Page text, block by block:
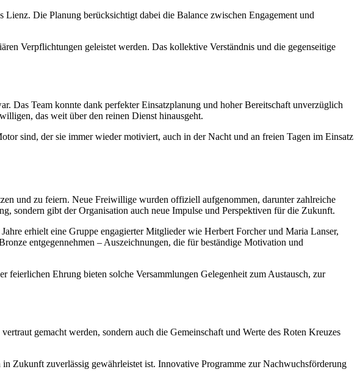
Die Planung berücksichtigt dabei die Balance zwischen Engagement und
Verpflichtungen geleistet werden. Das kollektive Verständnis und die gegenseitige
Das Team konnte dank perfekter Einsatzplanung und hoher Bereitschaft unverzüglich
das weit über den reinen Dienst hinausgeht.
sind, der sie immer wieder motiviert, auch in der Nacht und an freien Tagen im Einsatz
und zu feiern. Neue Freiwillige wurden offiziell aufgenommen, darunter zahlreiche
sondern gibt der Organisation auch neue Impulse und Perspektiven für die Zukunft.
erhielt eine Gruppe engagierter Mitglieder wie Herbert Forcher und Maria Lanser,
entgegennehmen – Auszeichnungen, die für beständige Motivation und
feierlichen Ehrung bieten solche Versammlungen Gelegenheit zum Austausch, zur
gemacht werden, sondern auch die Gemeinschaft und Werte des Roten Kreuzes
Zukunft zuverlässig gewährleistet ist. Innovative Programme zur Nachwuchsförderung